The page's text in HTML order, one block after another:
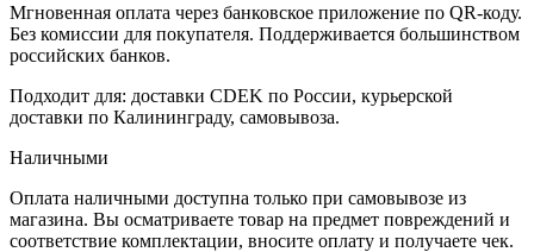
Мгновенная оплата через банковское приложение по QR-коду.
Без комиссии для покупателя. Поддерживается большинством
российских банков.
Подходит для: доставки CDEK по России, курьерской
доставки по Калининграду, самовывоза.
Наличными
Оплата наличными доступна только при самовывозе из
магазина. Вы осматриваете товар на предмет повреждений и
соответствие комплектации, вносите оплату и получаете чек.